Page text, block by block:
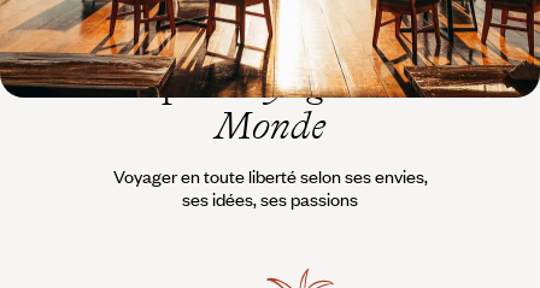
L’espritVoyageurs du
Monde
Voyager en toute liberté selon ses envies,
ses idées, ses passions